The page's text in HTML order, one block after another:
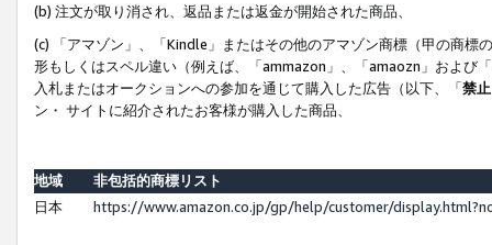
(b) 注文が取り消され、返品または返金が開始された商品、
(c) 「アマゾン」、「Kindle」またはその他のアマゾン商標（甲の商
形もしくはスペル違い（例えば、「ammazon」、「amaozn」および
入札またはオークションへの参加を通じて購入した広告（以下、「禁
ン・ サイトに紹介されたお客様が購入した商品、
地域
非包括的商標リスト
日本
https://www.amazon.co.jp/gp/help/customer/